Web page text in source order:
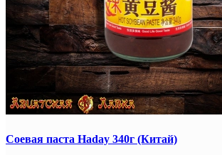
Соевая паста Haday 340г (Китай)